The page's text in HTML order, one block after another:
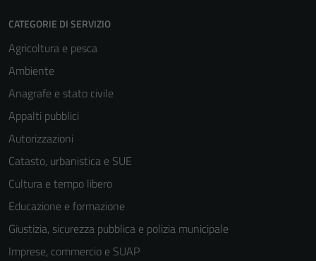
CATEGORIE DI SERVIZIO
Agricoltura e pesca
Ambiente
Anagrafe e stato civile
Appalti pubblici
Autorizzazioni
Catasto, urbanistica e SUE
Cultura e tempo libero
Educazione e formazione
Giustizia, sicurezza pubblica e polizia municipale
Imprese, commercio e SUAP